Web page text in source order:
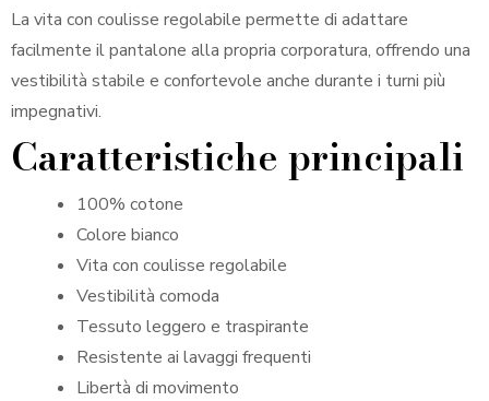
La vita con coulisse regolabile permette di adattare
facilmente il pantalone alla propria corporatura, offrendo una
vestibilità stabile e confortevole anche durante i turni più
impegnativi.
Caratteristiche principali
100% cotone
Colore bianco
Vita con coulisse regolabile
Vestibilità comoda
Tessuto leggero e traspirante
Resistente ai lavaggi frequenti
Libertà di movimento